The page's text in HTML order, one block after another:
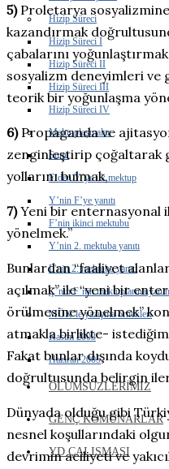
Hizip Süreci
Hizip Süreci I
Hizip Süreci II
Hizip Süreci III
Hizip Süreci IV
Mektuplaşmalar
Sunu
F’den Y’ye ilk mektup
Y’nin F’ye yanıtı
F’nin ikinci mektubu
Y’nin 2. mektuba yanıtı
L’nin 2. mektuba yanıtı
Ç’nin F’nin mektuplarına yanıtı
MÖK’le yazışma örnekleri
Kasım 2003
Haziran 2005
ÖLÜMSÜZLERIMIZ
GENÇ KOMÜNARLAR
YD ÇALIŞMASI
5)Proletarya
kazandırmak
çabalarını
sosyalizm deneyimleri ve
teorik bir yoğunlaşma
6)Propaganda ve
zenginleştirip çoğaltarak
yollarını bulmak,
7)Yeni bir enternasyonal
yönelmek.”
Bunlardan “faaliyet
açılmak” ile “yeni bir
örülmesine yönelmek”
atmakla birlikte-
Fakat bunlar dışında
doğrultusunda belirgin
Dünyada olduğu gibi
nesnel koşullarındaki
devrimin aciliyeti ve